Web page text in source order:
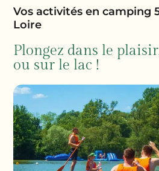
Vos activités en camping
Loire
Plongez dans le
ou sur le lac !